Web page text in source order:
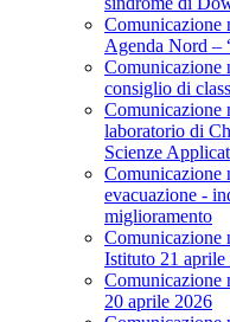
Comunicazione
Agenda Nord –
Comunicazione
consiglio di
Comunicazione
laboratorio di
Scienze
Comunicazione
evacuazione -
miglioramento
Comunicazione
Istituto 21 aprile
Comunicazione
20 aprile 2026